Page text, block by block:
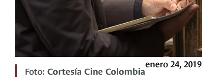
Foto: Cortesía Cine Colombia
enero 24, 2019